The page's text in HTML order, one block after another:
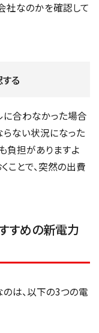
社なのかを確認して
る
に合わなかった場合
ない状況になった
負担がありますよ
ことで、突然の出費
すめの新電力
は、以下の3つの電